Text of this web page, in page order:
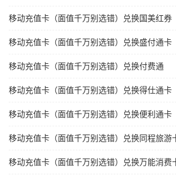
移动充值卡（面值千万别选错）兑换国美红券
移动充值卡（面值千万别选错）兑换盛付通卡
移动充值卡（面值千万别选错）兑换付费通
移动充值卡（面值千万别选错）兑换得仕通卡
移动充值卡（面值千万别选错）兑换便利通卡
移动充值卡（面值千万别选错）兑换同程旅游
移动充值卡（面值千万别选错）兑换万能消费